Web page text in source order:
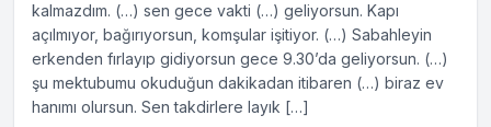
kalmazdım. (…) sen gece vakti (…) geliyorsun. Kapı
açılmıyor, bağırıyorsun, komşular işitiyor. (…) Sabahleyin
erkenden fırlayıp gidiyorsun gece 9.30’da geliyorsun. (…)
şu mektubumu okuduğun dakikadan itibaren (…) biraz ev
hanımı olursun. Sen takdirlere layık […]